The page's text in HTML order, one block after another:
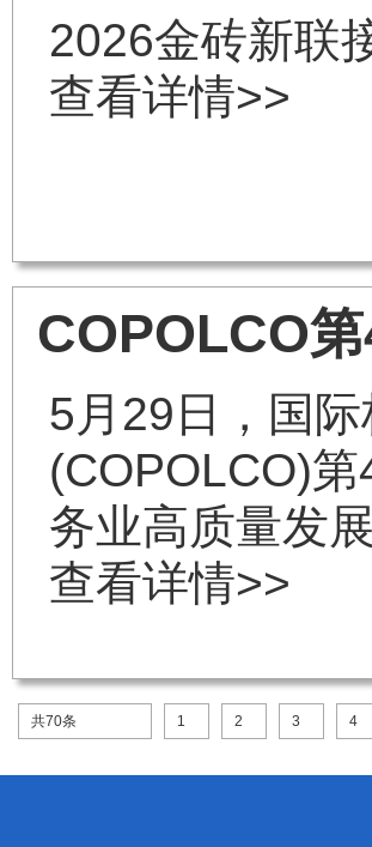
2026金砖新联
查看详情>>
COPOLCO
5月29日，国
(COPOLCO)
务业高质量发
查看详情>>
共70条 1 2 3 4